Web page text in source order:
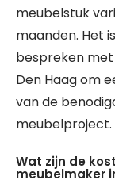
meubelstuk
maanden. Het
bespreken
Den Haag om
van de
meubelproject.
Wat zijn de
meubelmaker